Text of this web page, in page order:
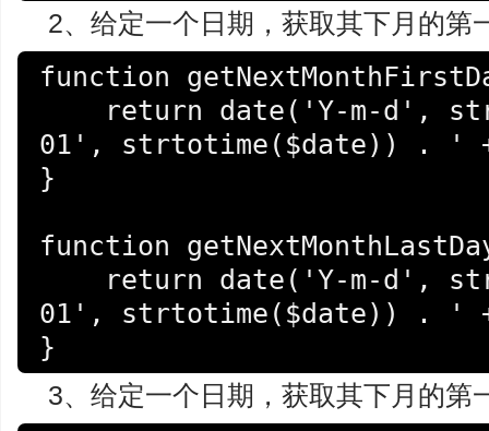
2、给定一个日期，获取其下月的第
function
01', strtotime($date)) . '
}
function
01', strtotime($date)) . '
}
3、给定一个日期，获取其下月的第